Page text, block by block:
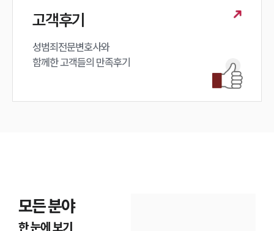
고객후기
성범죄전문변호사와
함께한 고객들의 만족후기
모든 분야
한 눈에 보기